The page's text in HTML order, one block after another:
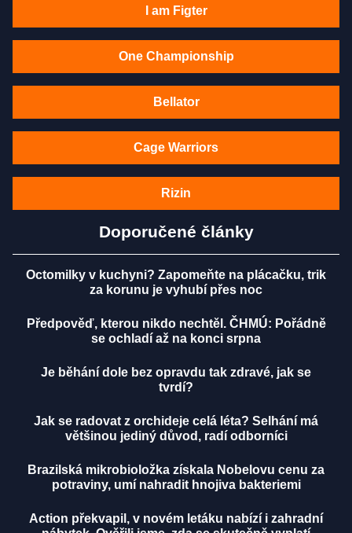
I am Figter
One Championship
Bellator
Cage Warriors
Rizin
Doporučené články
Octomilky v kuchyni? Zapomeňte na plácačku, trik
za korunu je vyhubí přes noc
Předpověď, kterou nikdo nechtěl. ČHMÚ: Pořádně
se ochladí až na konci srpna
Je běhání dole bez opravdu tak zdravé, jak se
tvrdí?
Jak se radovat z orchideje celá léta? Selhání má
většinou jediný důvod, radí odborníci
Brazilská mikrobioložka získala Nobelovu cenu za
potraviny, umí nahradit hnojiva bakteriemi
Action překvapil, v novém letáku nabízí i zahradní